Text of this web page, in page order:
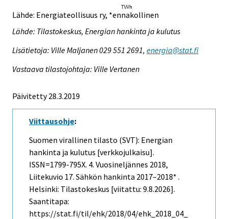
Lähde: Energiateollisuus ry, *ennakollinen
Lähde: Tilastokeskus, Energian hankinta ja kulutus
Lisätietoja: Ville Maljanen 029 551 2691, energia@stat.fi
Vastaava tilastojohtaja: Ville Vertanen
Päivitetty 28.3.2019
Viittausohje:
Suomen virallinen tilasto (SVT): Energian
hankinta ja kulutus [verkkojulkaisu].
ISSN=1799-795X. 4. Vuosineljännes 2018,
Liitekuvio 17. Sähkön hankinta 2017–2018* .
Helsinki: Tilastokeskus [viitattu: 9.8.2026].
Saantitapa:
https://stat.fi/til/ehk/2018/04/ehk_2018_04_